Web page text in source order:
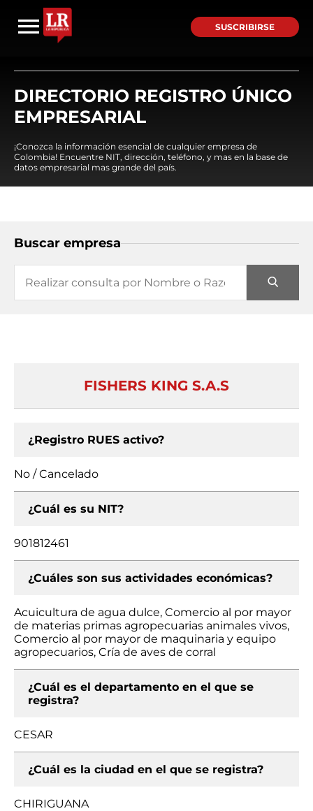
SUSCRIBIRSE
DIRECTORIO REGISTRO ÚNICO
EMPRESARIAL
¡Conozca la información esencial de cualquier empresa de
Colombia! Encuentre NIT, dirección, teléfono, y mas en la base de
datos empresarial mas grande del país.
Buscar empresa
FISHERS KING S.A.S
¿Registro RUES activo?
No / Cancelado
¿Cuál es su NIT?
901812461
¿Cuáles son sus actividades económicas?
Acuicultura de agua dulce, Comercio al por mayor
de materias primas agropecuarias animales vivos,
Comercio al por mayor de maquinaria y equipo
agropecuarios, Cría de aves de corral
¿Cuál es el departamento en el que se
registra?
CESAR
¿Cuál es la ciudad en el que se registra?
CHIRIGUANA